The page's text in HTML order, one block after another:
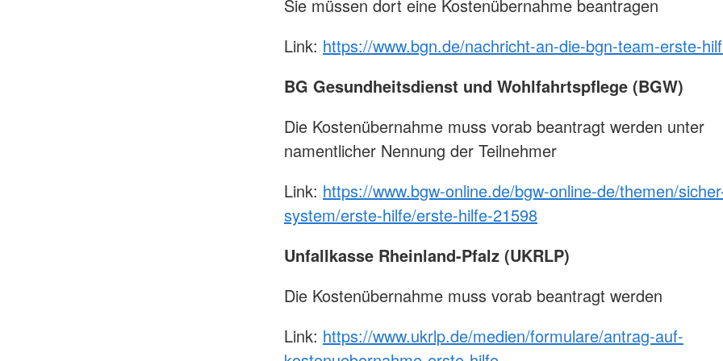
Sie müssen dort eine Kostenübernahme beantragen
Link: https://www.bgn.de/nachricht-an-die-bgn-team-erste-
BG Gesundheitsdienst und Wohlfahrtspflege (BGW)
Die Kostenübernahme muss vorab beantragt werden unter
namentlicher Nennung der Teilnehmer
Link: https://www.bgw-online.de/bgw-online-de/themen/
system/erste-hilfe/erste-hilfe-21598
Unfallkasse Rheinland-Pfalz (UKRLP)
Die Kostenübernahme muss vorab beantragt werden
Link: https://www.ukrlp.de/medien/formulare/antrag-auf-